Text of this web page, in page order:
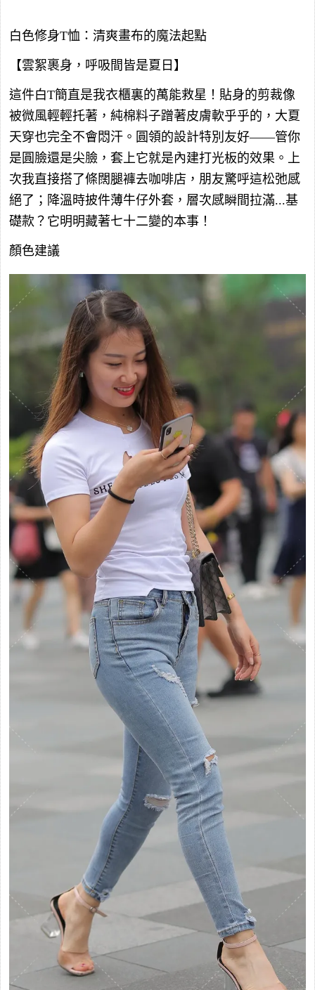
白色修身T恤：清爽畫布的魔法起點
【雲絮裹身，呼吸間皆是夏日】
這件白T簡直是我衣櫃裏的萬能救星！貼身的剪裁像
被微風輕輕托著，純棉料子蹭著皮膚軟乎乎的，大夏
天穿也完全不會悶汗。圓領的設計特別友好——管你
是圓臉還是尖臉，套上它就是內建打光板的效果。上
次我直接搭了條闊腿褲去咖啡店，朋友驚呼這松弛感
絕了；降溫時披件薄牛仔外套，層次感瞬間拉滿...基
礎款？它明明藏著七十二變的本事！
顏色建議